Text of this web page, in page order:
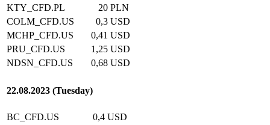
KTY_CFD.PL
20 PLN
COLM_CFD.US
0,3 USD
MCHP_CFD.US
0,41 USD
PRU_CFD.US
1,25 USD
NDSN_CFD.US
0,68 USD
22.08.2023 (Tuesday)
BC_CFD.US 0,4 USD